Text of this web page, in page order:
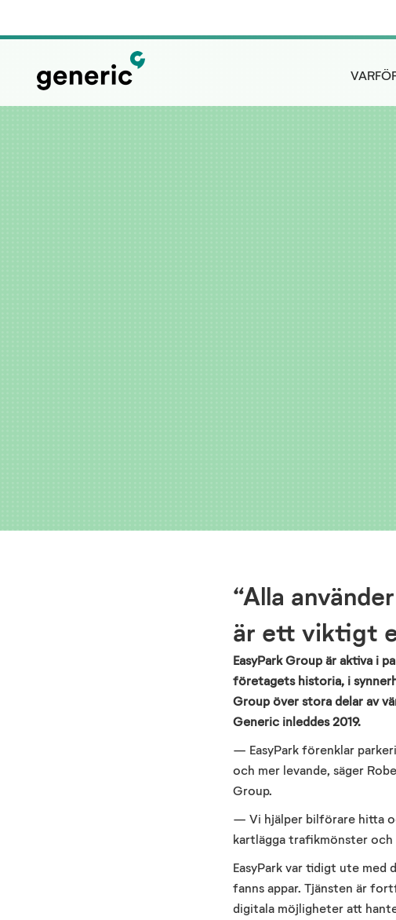
“Alla
är ett viktigt
EasyPark Group är aktiva i
företagets historia, i
Group över stora delar av
Generic inleddes 2019.
— EasyPark förenklar
och mer levande, säger
Group.
— Vi hjälper bilförare hitta
kartlägga trafikmönster och
EasyPark var tidigt ute med
fanns appar. Tjänsten är
digitala möjligheter att